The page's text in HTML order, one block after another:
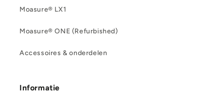
Moasure® LX1
Moasure® ONE (Refurbished)
Accessoires & onderdelen
Informatie